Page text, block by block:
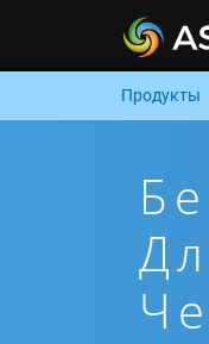
Продукты